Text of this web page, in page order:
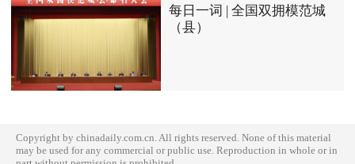
每日一词 | 全国双拥模范城
（县）
Copyright by chinadaily.com.cn. All rights reserved. None of this material
may be used for any commercial or public use. Reproduction in whole or in